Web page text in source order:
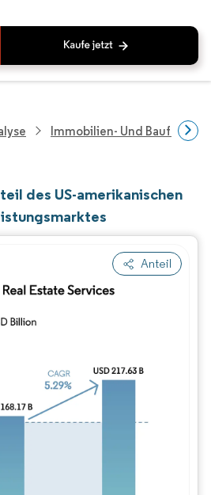
Immobilien- Und
des US-amerikanischen
Anteil